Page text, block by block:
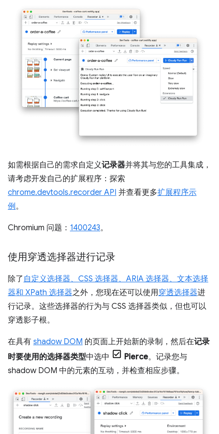
如需根据自己的需求自定义记录器并将其与您的工具集成，
请考虑开发自己的扩展程序：探索
chrome.devtools.recorder API 并查看更多扩展程序示
例。
Chromium 问题： 1400243。
使用穿透选择器进行记录
除了 自定义选择器、CSS 选择器、ARIA 选择器、文本选择
器和 XPath 选择器之外，您现在还可以使用穿透选择器进
行记录。这些选择器的行为与 CSS 选择器类似，但也可以
穿透影子根。
在具有 shadow DOM 的页面上开始新的录制，然后在记录
时要使用的选择器类型中选中 Pierce。记录您与
shadow DOM 中的元素的互动，并检查相应步骤。